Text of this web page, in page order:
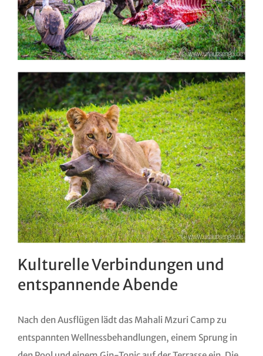
Kulturelle Verbindungen und
entspannende Abende
Nach den Ausflügen lädt das Mahali Mzuri Camp zu
entspannten Wellnessbehandlungen, einem Sprung in